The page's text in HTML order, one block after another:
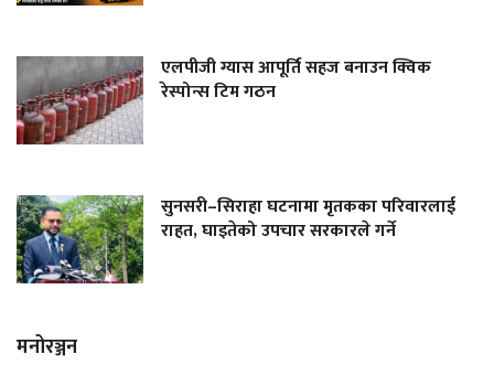
एलपीजी ग्यास आपूर्ति सहज बनाउन क्विक
रेस्पोन्स टिम गठन
सुनसरी–सिराहा घटनामा मृतकका परिवारलाई
राहत, घाइतेको उपचार सरकारले गर्ने
मनोरञ्जन